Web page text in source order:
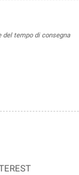
del tempo di consegna